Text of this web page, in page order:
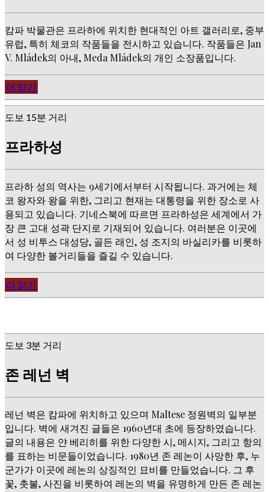
캄파 박물관은 프라하에 위치한 현대적인 아트 갤러리로, 중부
유럽, 특히 체코의 작품들을 전시하고 있습니다. 작품들은 Jan
V. Mládek의 아내, Meda Mládek의 개인 소장품입니다.
더 읽기
도보 15분 거리
프라하성
프라하 성의 역사는 9세기에서부터 시작됩니다. 과거에는 체
코 왕자와 왕을 위한, 그리고 현재는 대통령을 위한 장소로 사
용되고 있습니다. 기네스북에 따르면 프라하성은 세계에서 가
장 큰 고대 성곽 단지로 기재되어 있습니다. 여러분은 이곳에
서 성 비투스 대성당, 골든 래인, 성 조지의 바실리카를 비롯하
여 다양한 볼거리들을 즐길 수 있습니다.
더 읽기
도보 3분 거리
존 레넌 벽
레넌 벽은 캄파에 위치하고 있으며 Maltese 정원벽의 일부분
입니다. 벽에 새겨진 글들은 1960년대 초에 등장하였습니다.
글의 내용은 얀 베리히를 위한 다양한 시, 메시지, 그리고 항의
를 표하는 비문들이었습니다. 1980년 존 레논이 사망한 후, 누
군가가 이곳에 레논의 상징적인 묘비를 만들었습니다. 그 후
꽃, 촛불, 사진을 비롯하여 레논의 벽을 유명하게 만든 존 레논